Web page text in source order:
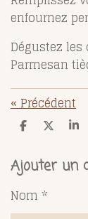
enfournez
Dégustez
Parmesan
«Précédent
P
t
a
e
r
P
t
a
r
P
t
a
r
Ajouter un
Nom *